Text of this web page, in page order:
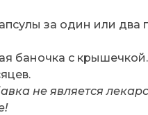
за один или два
баночка с крышечкой.
не является